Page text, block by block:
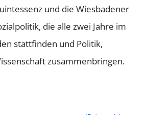
und die Wiesbadener
die alle zwei Jahre im
stattfinden und Politik,
zusammenbringen.